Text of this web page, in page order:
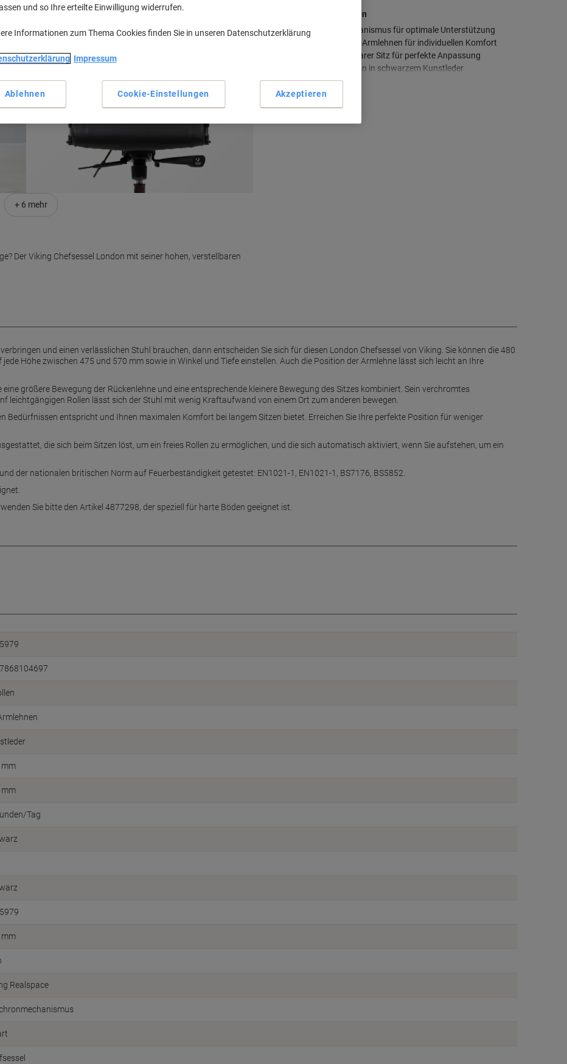
+ 6 mehr
Der Viking Chefsessel London mit seiner hohen, verstellbaren
Haupteigenschaften
Synchronmechanismus für optimale Unterstützung
Verstellbare 2D-Armlehnen für individuellen Komfort
Höhenverstellbarer Sitz für perfekte Anpassung
Elegantes Design in schwarzem Kunstleder
Mehr anzeigen
und einen verlässlichen Stuhl brauchen, dann entscheiden Sie sich für diesen London Chefsessel von Viking. Sie können die 480
Höhe zwischen 475 und 570 mm sowie in Winkel und Tiefe einstellen. Auch die Position der Armlehne lässt sich leicht an Ihre
größere Bewegung der Rückenlehne und eine entsprechende kleinere Bewegung des Sitzes kombiniert. Sein verchromtes
leichtgängigen Rollen lässt sich der Stuhl mit wenig Kraftaufwand von einem Ort zum anderen bewegen.
Bedürfnissen entspricht und Ihnen maximalen Komfort bei langem Sitzen bietet. Erreichen Sie Ihre perfekte Position für weniger
die sich beim Sitzen löst, um ein freies Rollen zu ermöglichen, und die sich automatisch aktiviert, wenn Sie aufstehen, um ein
der nationalen britischen Norm auf Feuerbeständigkeit getestet: EN1021-1, EN1021-1, BS7176, BS5852.
Sie bitte den Artikel 4877298, der speziell für harte Böden geeignet ist.
mm
Tag
mm
Realspace
und so Ihre erteilte Einwilligung widerrufen.
Informationen zum Thema Cookies finden Sie in unseren Datenschutzerklärung
Impressum
Cookie-Einstellungen
Ablehnen Akzeptieren